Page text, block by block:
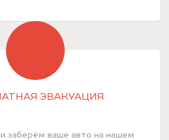
ЭВАКУАЦИЯ
заберём ваше авто на нашем